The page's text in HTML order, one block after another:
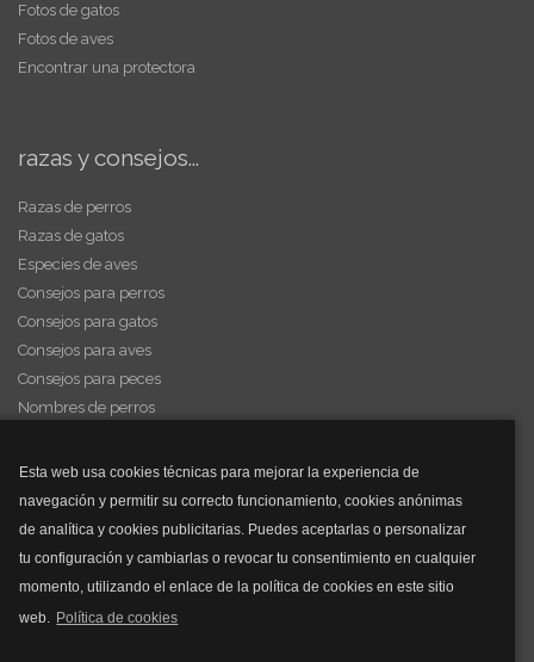
Esta web usa cookies técnicas para mejorar la experiencia de
navegación y permitir su correcto funcionamiento, cookies anónimas
de analítica y cookies publicitarias. Puedes aceptarlas o personalizar
tu configuración y cambiarlas o revocar tu consentimiento en cualquier
momento, utilizando el enlace de la política de cookies en este sitio
web. Política de cookies
Fotos de gatos
Fotos de aves
Encontrar una protectora
razas y consejos...
Razas de perros
Razas de gatos
Especies de aves
Consejos para perros
Consejos para gatos
Consejos para aves
Consejos para peces
Nombres de perros
y mucho más...